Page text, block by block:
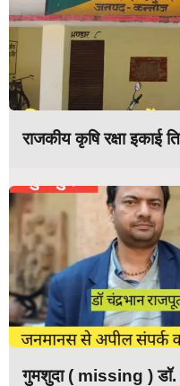
राजकीय कृषि रक्षा इकाई
गुमशुदा ( missing ) डॉ.